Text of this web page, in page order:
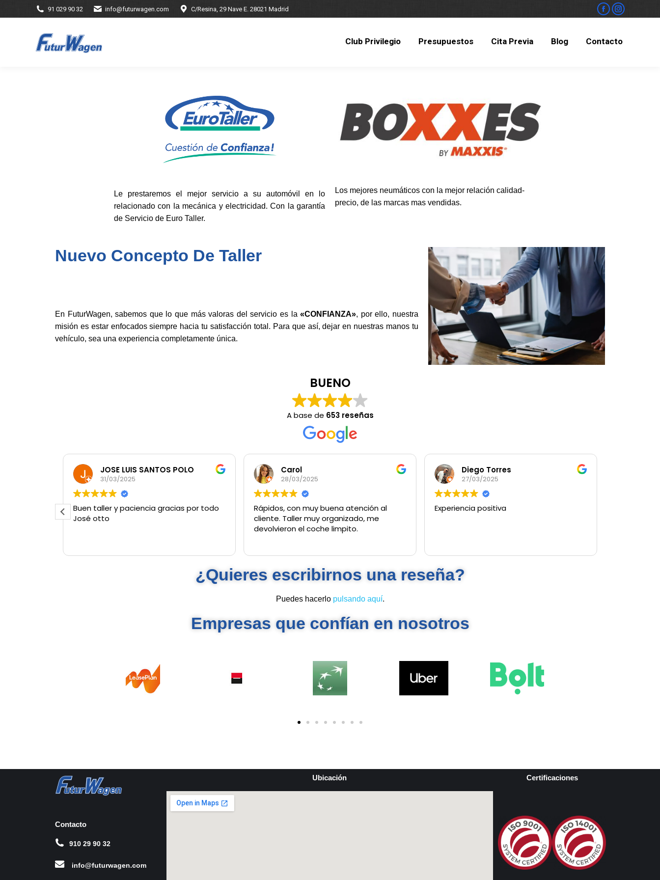
91 029 90 32 info@futurwagen.com C/Resina, 29 Nave E. 28021 Madrid
Club Privilegio Presupuestos Cita Previa Blog Contacto
Le prestaremos el mejor servicio a su automóvil en lo
relacionado con la mecánica y electricidad. Con la garantía
de Servicio de Euro Taller.
Los mejores neumáticos con la mejor relación calidad-
precio, de las marcas mas vendidas.
Nuevo Concepto De Taller
En FuturWagen, sabemos que lo que más valoras del servicio es la«CONFIANZA», por ello, nuestra
misión es estar enfocados siempre hacia tu satisfacción total. Para que así, dejar en nuestras manos tu
vehículo, sea una experiencia completamente única.
BUENO
A base de 653 reseñas
JOSE LUIS SANTOS POLO
31/03/2025
Buen taller y paciencia gracias por todo
José otto
Carol
28/03/2025
Rápidos, con muy buena atención al
cliente. Taller muy organizado, me
devolvieron el coche limpito.
Diego Torres
27/03/2025
Experiencia positiva
¿Quieres escribirnos una reseña?
Puedes hacerlo pulsando aquí.
Empresas que confían en nosotros
Contacto
910 29 90 32
info@futurwagen.com
Ubicación Certificaciones
Contacto